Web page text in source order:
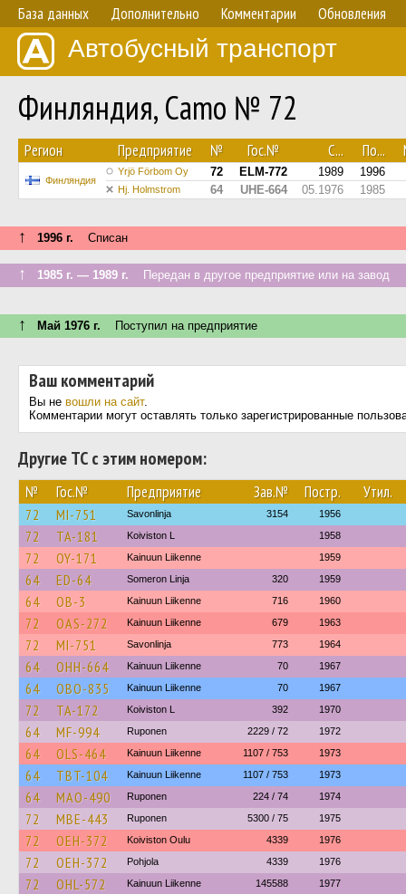
База данных Дополнительно Комментарии Обновления
Автобусный транспорт
Финляндия, Camo № 72
Регион Предприятие № Гос.№ С... По...
Финляндия
Yrjö Förbom Oy 72 ELM-772 1989 1996
Hj. Holmstrom 64 UHE-664 05.1976 1985
↑ 1996 г. Списан
↑ 1985 г. — 1989 г. Передан в другое предприятие или на завод
↑ Май 1976 г. Поступил на предприятие
Ваш комментарий
Вы не вошли на сайт.
Комментарии могут оставлять только зарегистрированные
Другие ТС с этим номером:
№ Гос.№ Предприятие Зав.№ Постр. Утил.
72 MI-751 Savonlinja 3154 1956
72 TA-181 Koiviston L 1958
72 OY-171 Kainuun Liikenne 1959
64 ED-64 Someron Linja 320 1959
64 OB-3 Kainuun Liikenne 716 1960
72 OAS-272 Kainuun Liikenne 679 1963
72 MI-751 Savonlinja 773 1964
64 OHH-664 Kainuun Liikenne 70 1967
64 OBO-835 Kainuun Liikenne 70 1967
72 TA-172 Koiviston L 392 1970
64 MF-994 Ruponen 2229 / 72 1972
64 OLS-464 Kainuun Liikenne 1107 / 753 1973
64 TBT-104 Kainuun Liikenne 1107 / 753 1973
64 MAO-490 Ruponen 224 / 74 1974
72 MBE-443 Ruponen 5300 / 75 1975
72 OEH-372 Koiviston Oulu 4339 1976
72 OEH-372 Pohjola 4339 1976
72 OHL-572 Kainuun Liikenne 145588 1977